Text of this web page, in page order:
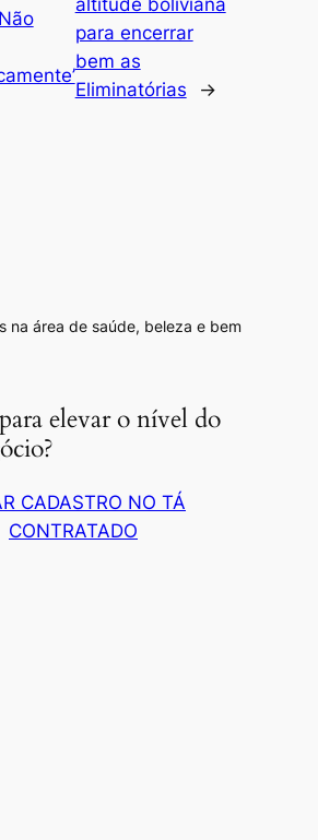
para encerrar
bem as
Eliminatórias
→
na área de saúde, beleza e bem
elevar o nível do
CADASTRO NO TÁ
CONTRATADO